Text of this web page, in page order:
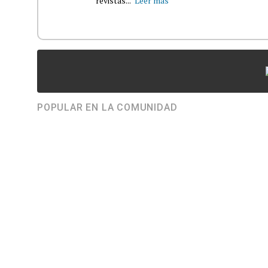
POPULAR EN LA COMUNIDAD